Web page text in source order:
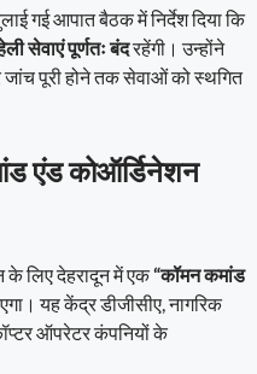
गई आपात बैठक में निर्देश दिया कि
सेवाएं पूर्णतः बंदरहेंगी। उन्होंने
जांच पूरी होने तक सेवाओं को स्थगित
एंड कोऑर्डिनेशन
लिए देहरादून में एक“कॉमन कमांड
यह केंद्र डीजीसीए, नागरिक
ऑपरेटर कंपनियों के